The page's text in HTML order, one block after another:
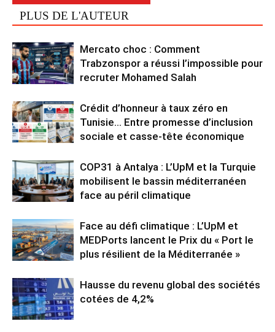
PLUS DE L'AUTEUR
Mercato choc : Comment
Trabzonspor a réussi l’impossible pour
recruter Mohamed Salah
Crédit d’honneur à taux zéro en
Tunisie… Entre promesse d’inclusion
sociale et casse-tête économique
COP31 à Antalya : L’UpM et la Turquie
mobilisent le bassin méditerranéen
face au péril climatique
Face au défi climatique : L’UpM et
MEDPorts lancent le Prix du « Port le
plus résilient de la Méditerranée »
Hausse du revenu global des sociétés
cotées de 4,2%